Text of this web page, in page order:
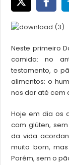
Neste primeiro
comida: no
testamento, o
alimentos: o
nos dar até cem
Hoje em dia os
com glúten,
da vida
muito bom,
Porém, sem o